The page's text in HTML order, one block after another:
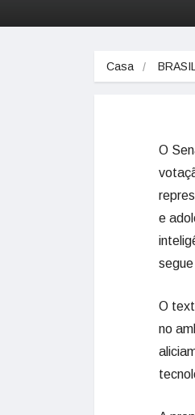
Casa BRASIL
O
e
O
no